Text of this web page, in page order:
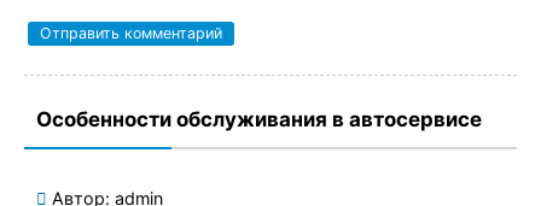
Особенности обслуживания в автосервисе
Автор: admin